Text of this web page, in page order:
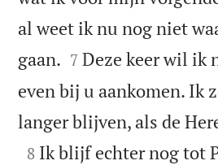
al weet ik nu nog niet
gaan. 

7 Deze keer wil ik
even bij u aankomen. Ik
langer blijven, als de

8 Ik blijf echter nog tot